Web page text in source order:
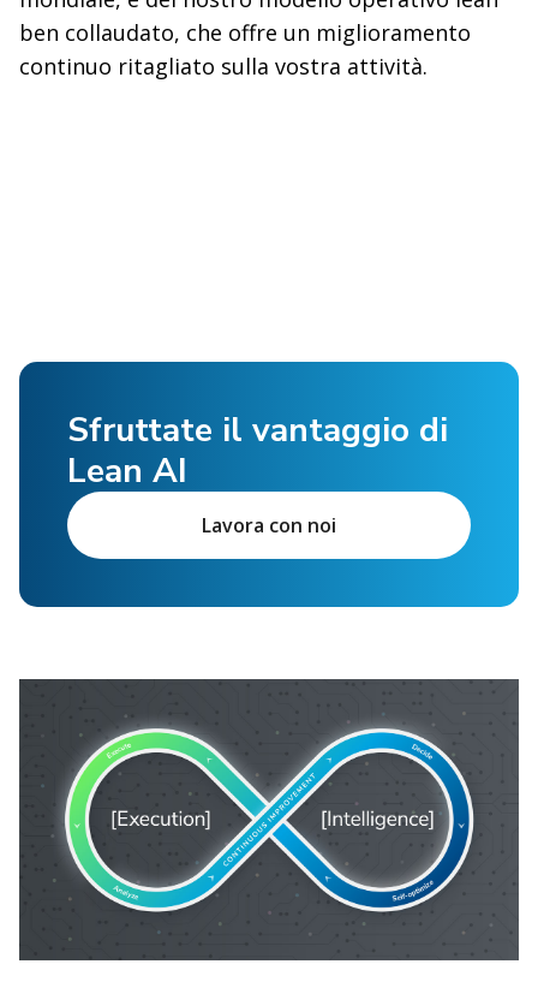
ben collaudato, che offre un miglioramento
continuo ritagliato sulla vostra attività.
Sfruttate il vantaggio di
Lean AI
Lavora con noi